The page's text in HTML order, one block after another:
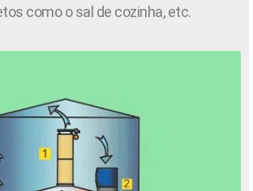
como o sal de cozinha, etc.